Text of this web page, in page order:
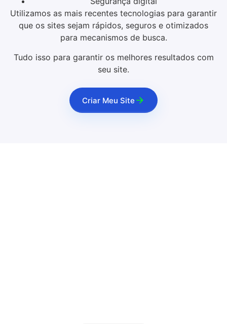
Utilizamos as mais recentes tecnologias para garantir
que os sites sejam rápidos, seguros e otimizados
para mecanismos de busca.
Tudo isso para garantir os melhores resultados com
seu site.
Criar Meu Site